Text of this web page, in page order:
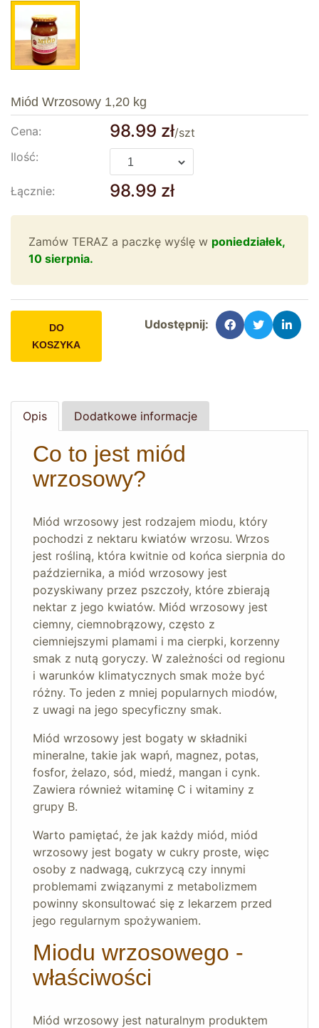
Miód Wrzosowy 1,20 kg
Cena: 98.99 zł/szt
Ilość:
Łącznie: 98.99 zł
Zamów TERAZ a paczkę wyślę w poniedziałek,
10 sierpnia.
DO
KOSZYKA
Udostępnij:
Opis Dodatkowe informacje
Co to jest miód
wrzosowy?
Miód wrzosowy jest rodzajem miodu, który
pochodzi z nektaru kwiatów wrzosu. Wrzos
jest rośliną, która kwitnie od końca sierpnia do
października, a miód wrzosowy jest
pozyskiwany przez pszczoły, które zbierają
nektar z jego kwiatów. Miód wrzosowy jest
ciemny, ciemnobrązowy, często z
ciemniejszymi plamami i ma cierpki, korzenny
smak z nutą goryczy. W zależności od regionu
i warunków klimatycznych smak może być
różny. To jeden z mniej popularnych miodów,
z uwagi na jego specyficzny smak.
Miód wrzosowy jest bogaty w składniki
mineralne, takie jak wapń, magnez, potas,
fosfor, żelazo, sód, miedź, mangan i cynk.
Zawiera również witaminę C i witaminy z
grupy B.
Warto pamiętać, że jak każdy miód, miód
wrzosowy jest bogaty w cukry proste, więc
osoby z nadwagą, cukrzycą czy innymi
problemami związanymi z metabolizmem
powinny skonsultować się z lekarzem przed
jego regularnym spożywaniem.
Miodu wrzosowego -
właściwości
Miód wrzosowy jest naturalnym produktem